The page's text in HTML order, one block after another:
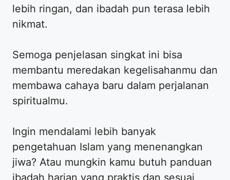
lebih ringan, dan ibadah pun terasa lebih
nikmat.
Semoga penjelasan singkat ini bisa
membantu meredakan kegelisahanmu dan
membawa cahaya baru dalam perjalanan
spiritualmu.
Ingin mendalami lebih banyak
pengetahuan Islam yang menenangkan
jiwa? Atau mungkin kamu butuh panduan
ibadah harian yang praktis dan sesuai